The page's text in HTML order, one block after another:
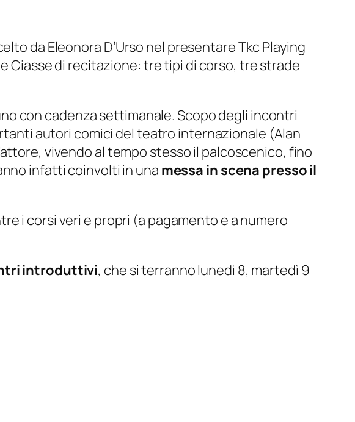
da Eleonora D’Urso nel presentare Tkc Playing
Ciassedi recitazione: tre tipi di corso, tre strade
con cadenza settimanale. Scopo degli incontri
autori comici del teatro internazionale (Alan
vivendo al tempo stesso il palcoscenico, fino
infatti coinvolti in una messa in scena presso il
i corsi veri e propri (a pagamento e a numero
introduttivi, che si terranno lunedì 8, martedì 9